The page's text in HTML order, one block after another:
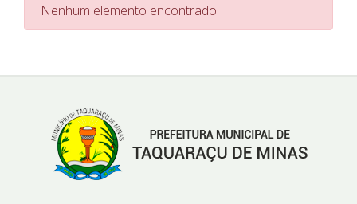
Nenhum elemento encontrado.